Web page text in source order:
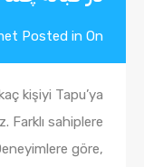
Posted in On
kişiyi Tapu’ya
Farklı sahiplere
göre,